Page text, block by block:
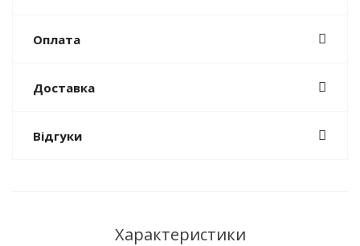
Оплата
Доставка
Відгуки
Характеристики